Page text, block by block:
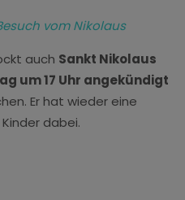
vom Nikolaus
auch Sankt Nikolaus
um 17 Uhr angekündigt
Er hat wieder eine
dabei.